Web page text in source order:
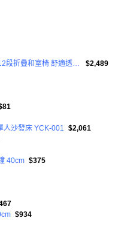
Cotton Field 棉花田傢飾 漢斯頸腰雙調節12段折疊和室椅 舒適透氣 收納
$2,489
人沙發床 YCK-001 $2,061
40cm $375
$934